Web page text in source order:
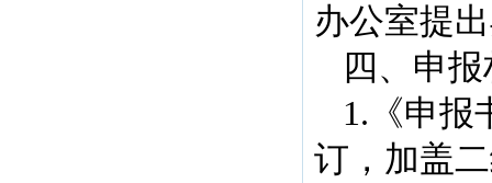
办公室提
四、申
1.《申报
订，加盖